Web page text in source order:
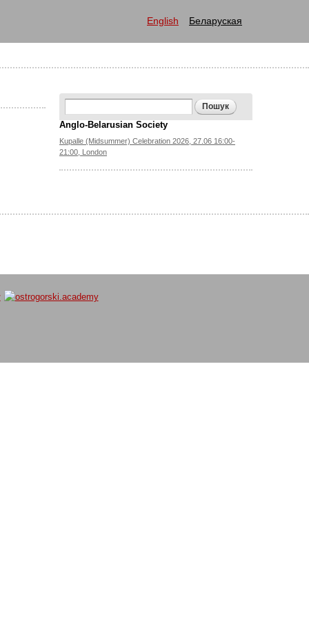
English Беларуская
Search form
Anglo-Belarusian Society
Kupalle (Midsummer) Celebration 2026, 27.06 16:00-
21:00, London